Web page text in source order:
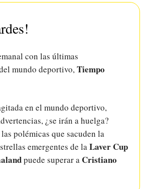
con las últimas
mundo deportivo,Tiempo
en el mundo deportivo,
¿se irán a huelga?
polémicas que sacuden la
emergentes de laLaver Cup
puede superar a Cristiano